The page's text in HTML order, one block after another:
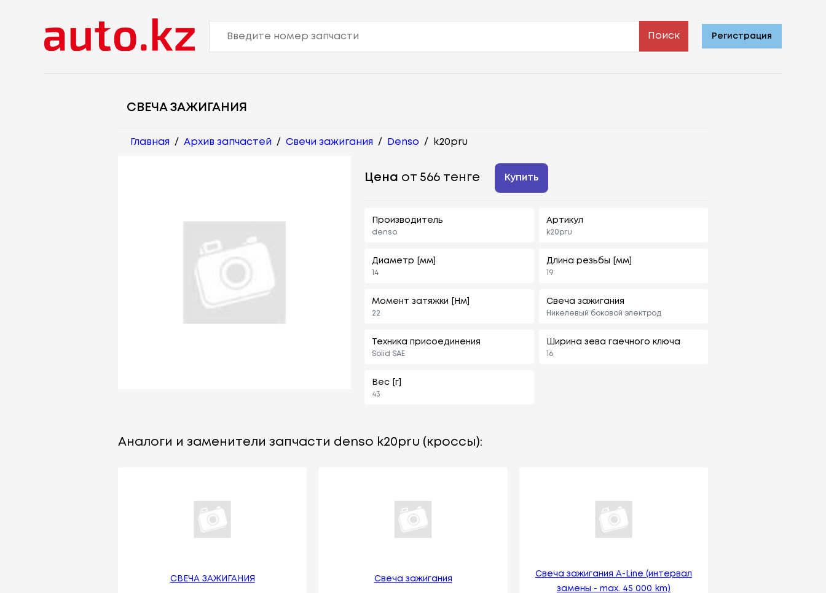
Поиск Регистрация
СВЕЧА ЗАЖИГАНИЯ
Главная / Архив запчастей / Свечи зажигания / Denso / k20pru
Цена от 566 тенге Купить
Производитель
denso
Артикул
k20pru
Диаметр [мм]
14
Длина резьбы [мм]
19
Момент затяжки [Нм]
22
Свеча зажигания
Никелевый боковой электрод
Техника присоединения
Solid SAE
Ширина зева гаечного ключа
16
Вес [г]
43
Аналоги и заменители запчасти denso k20pru (кроссы):
СВЕЧА ЗАЖИГАНИЯ Свеча зажигания
Свеча зажигания A-Line (интервал
замены - max. 45 000 km)